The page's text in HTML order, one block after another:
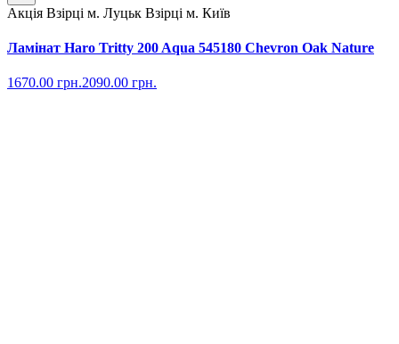
Акція Взірці м. Луцьк Взірці м. Київ
Ламінат Haro Tritty 200 Aqua 545180 Chevron Oak Nature
1670.00 грн.2090.00 грн.